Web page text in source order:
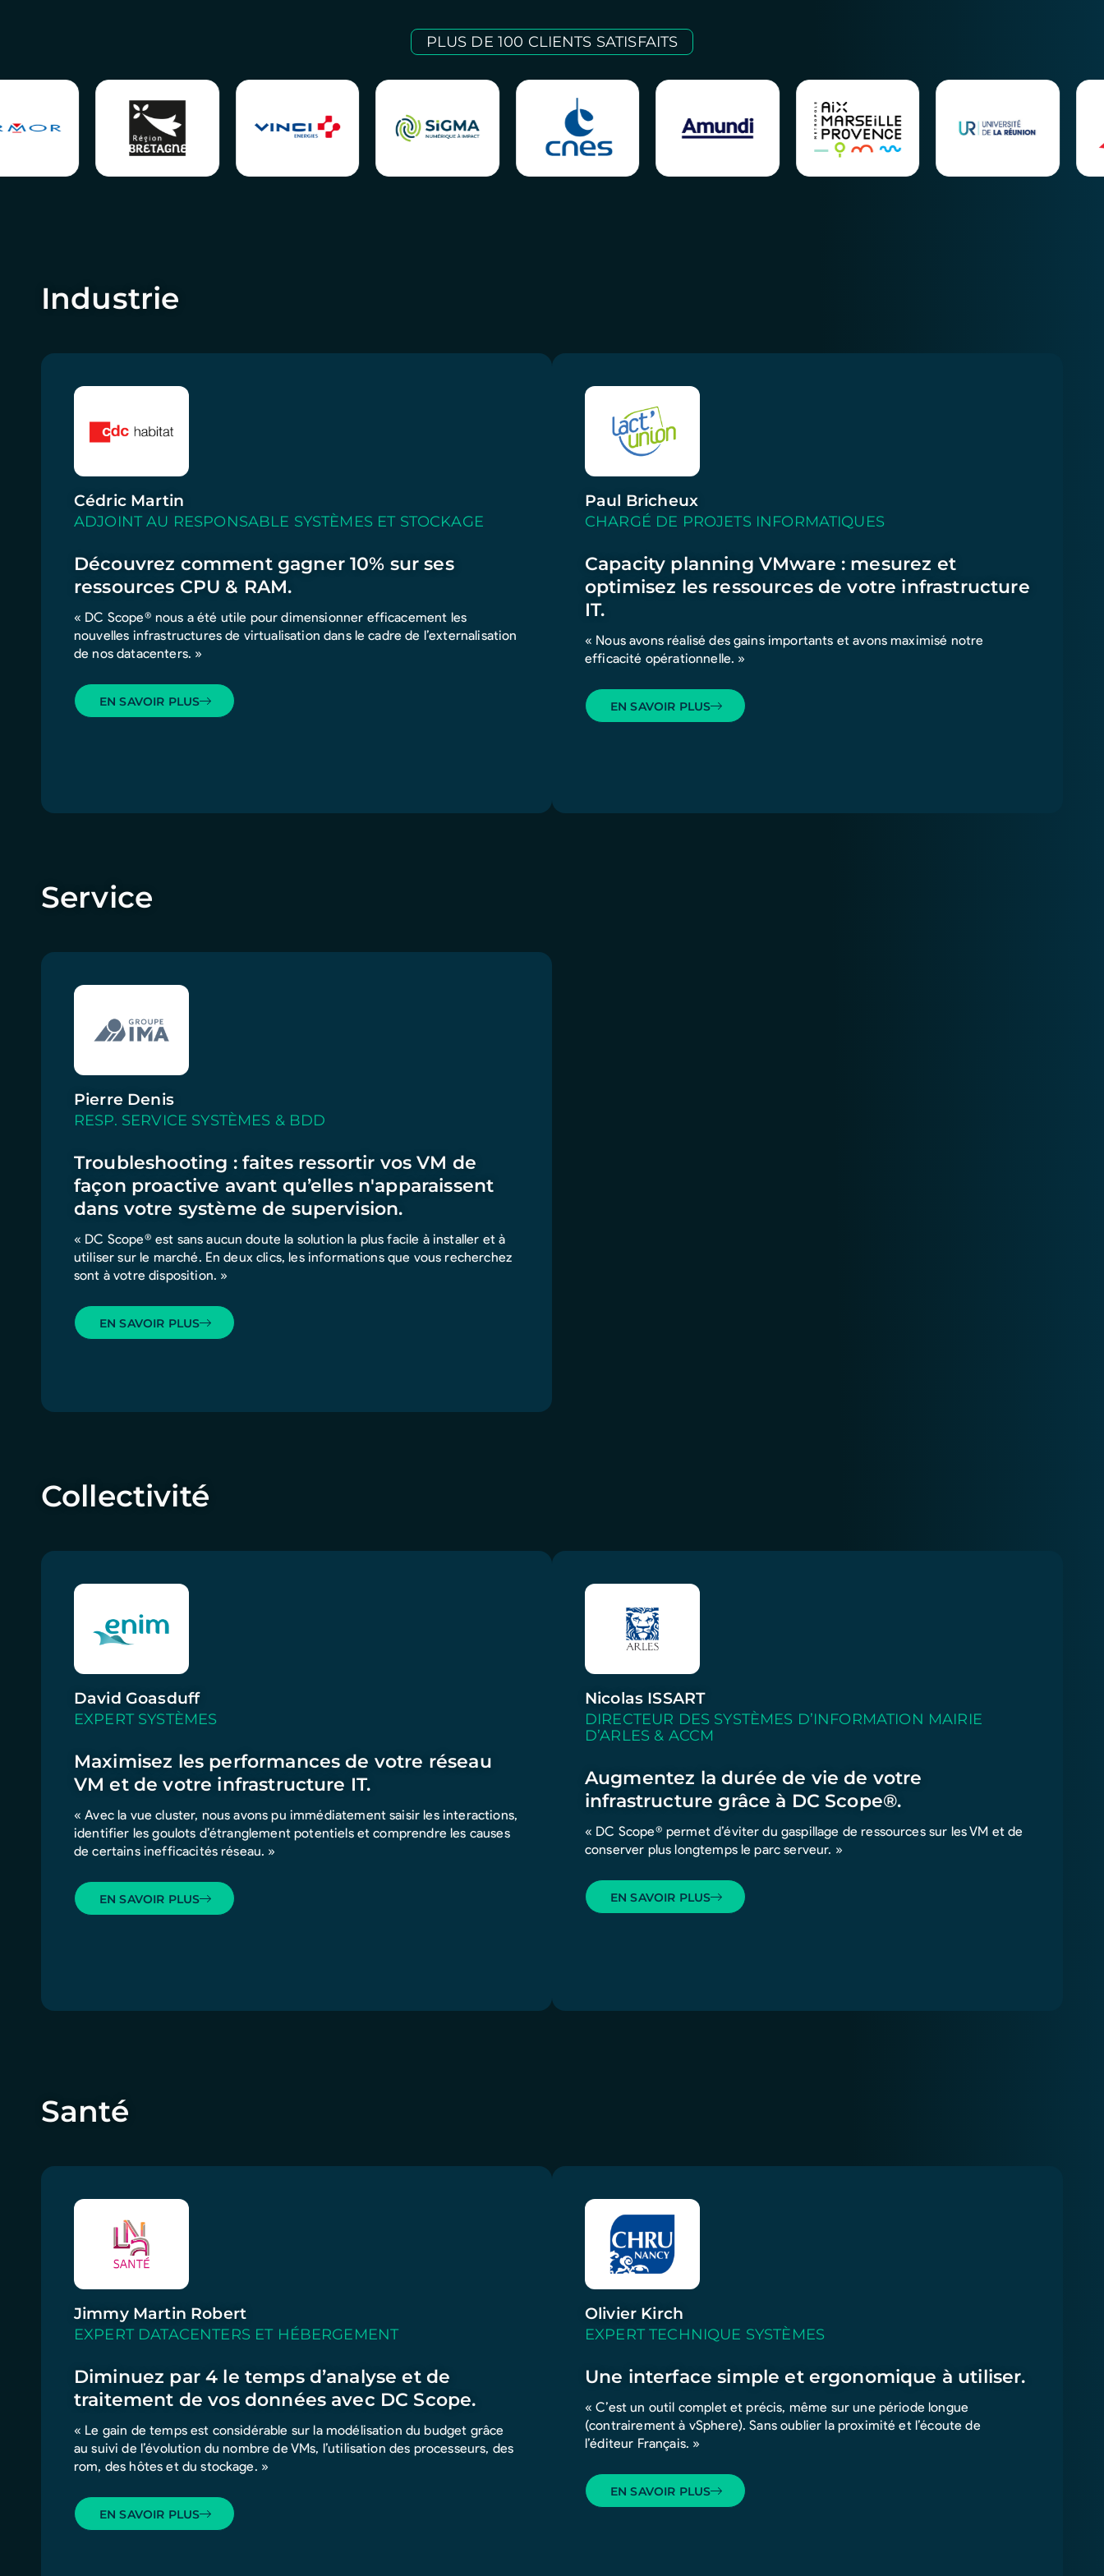
PLUS DE 100 CLIENTS SATISFAITS
Industrie
Cédric Martin
ADJOINT AU RESPONSABLE SYSTÈMES ET STOCKAGE
Découvrez comment gagner 10% sur ses
ressources CPU & RAM.
« DC Scope® nous a été utile pour dimensionner efficacement les
nouvelles infrastructures de virtualisation dans le cadre de l’externalisation
de nos datacenters. »
EN SAVOIR PLUS
Paul Bricheux
CHARGÉ DE PROJETS INFORMATIQUES
Capacity planning VMware : mesurez et
optimisez les ressources de votre infrastructure
IT.
« Nous avons réalisé des gains importants et avons maximisé notre
efficacité opérationnelle. »
EN SAVOIR PLUS
Service
Pierre Denis
RESP. SERVICE SYSTÈMES & BDD
Troubleshooting : faites ressortir vos VM de
façon proactive avant qu’elles n'apparaissent
dans votre système de supervision.
« DC Scope® est sans aucun doute la solution la plus facile à installer et à
utiliser sur le marché. En deux clics, les informations que vous recherchez
sont à votre disposition. »
EN SAVOIR PLUS
Collectivité
David Goasduff
EXPERT SYSTÈMES
Maximisez les performances de votre réseau
VM et de votre infrastructure IT.
« Avec la vue cluster, nous avons pu immédiatement saisir les interactions,
identifier les goulots d’étranglement potentiels et comprendre les causes
de certains inefficacités réseau. »
EN SAVOIR PLUS
Nicolas ISSART
DIRECTEUR DES SYSTÈMES D’INFORMATION MAIRIE
D’ARLES & ACCM
Augmentez la durée de vie de votre
infrastructure grâce à DC Scope®.
« DC Scope® permet d’éviter du gaspillage de ressources sur les VM et de
conserver plus longtemps le parc serveur. »
EN SAVOIR PLUS
Santé
Jimmy Martin Robert
EXPERT DATACENTERS ET HÉBERGEMENT
Diminuez par 4 le temps d’analyse et de
traitement de vos données avec DC Scope.
« Le gain de temps est considérable sur la modélisation du budget grâce
au suivi de l’évolution du nombre de VMs, l’utilisation des processeurs, des
rom, des hôtes et du stockage. »
EN SAVOIR PLUS
Olivier Kirch
EXPERT TECHNIQUE SYSTÈMES
Une interface simple et ergonomique à utiliser.
« C’est un outil complet et précis, même sur une période longue
(contrairement à vSphere). Sans oublier la proximité et l’écoute de
l’éditeur Français. »
EN SAVOIR PLUS